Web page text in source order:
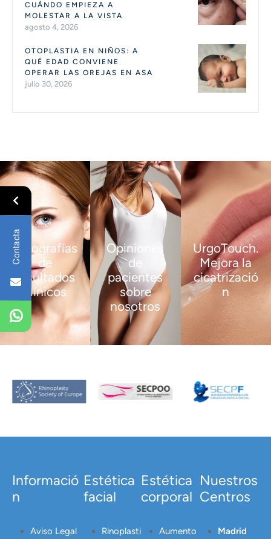
CUÁNDO EMPIEZA A
MOLESTAR A LA VISTA
agosto 4, 2026
OTOPLASTIA EN NIÑOS: A
QUÉ EDAD CONVIENE
OPERAR LAS OREJAS EN ASA
julio 30, 2026
Contacta
Fotografías
de
resultados
clínicos
VER
MÁS
Opiniones
de
pacientes
sobre
nosotros
VER
MÁS
UrgoTouch.
Mejora la
cicatrizació
n
VER
MÁS
Informació
n
Aviso Legal
Estética
facial
Rinoplasti
Estética
corporal
Aumento
Nuestros
Centros
Madrid